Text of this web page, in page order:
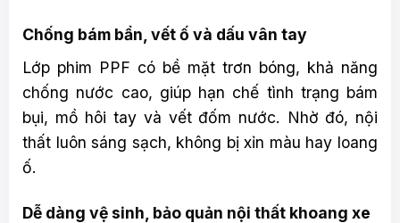
Chống bám bẩn, vết ố và dấu vân tay
Lớp phim PPF có bề mặt trơn bóng, khả năng
chống nước cao, giúp hạn chế tình trạng bám
bụi, mồ hôi tay và vết đốm nước. Nhờ đó, nội
thất luôn sáng sạch, không bị xỉn màu hay loang
ố.
Dễ dàng vệ sinh, bảo quản nội thất khoang xe